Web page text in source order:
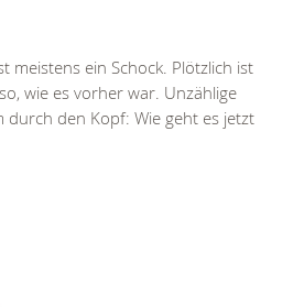
meistens ein Schock. Plötzlich ist
wie es vorher war. Unzählige
durch den Kopf: Wie geht es jetzt